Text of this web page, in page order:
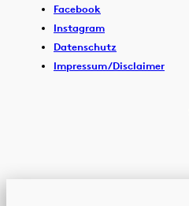
Facebook
Instagram
Datenschutz
Impressum/Disclaimer